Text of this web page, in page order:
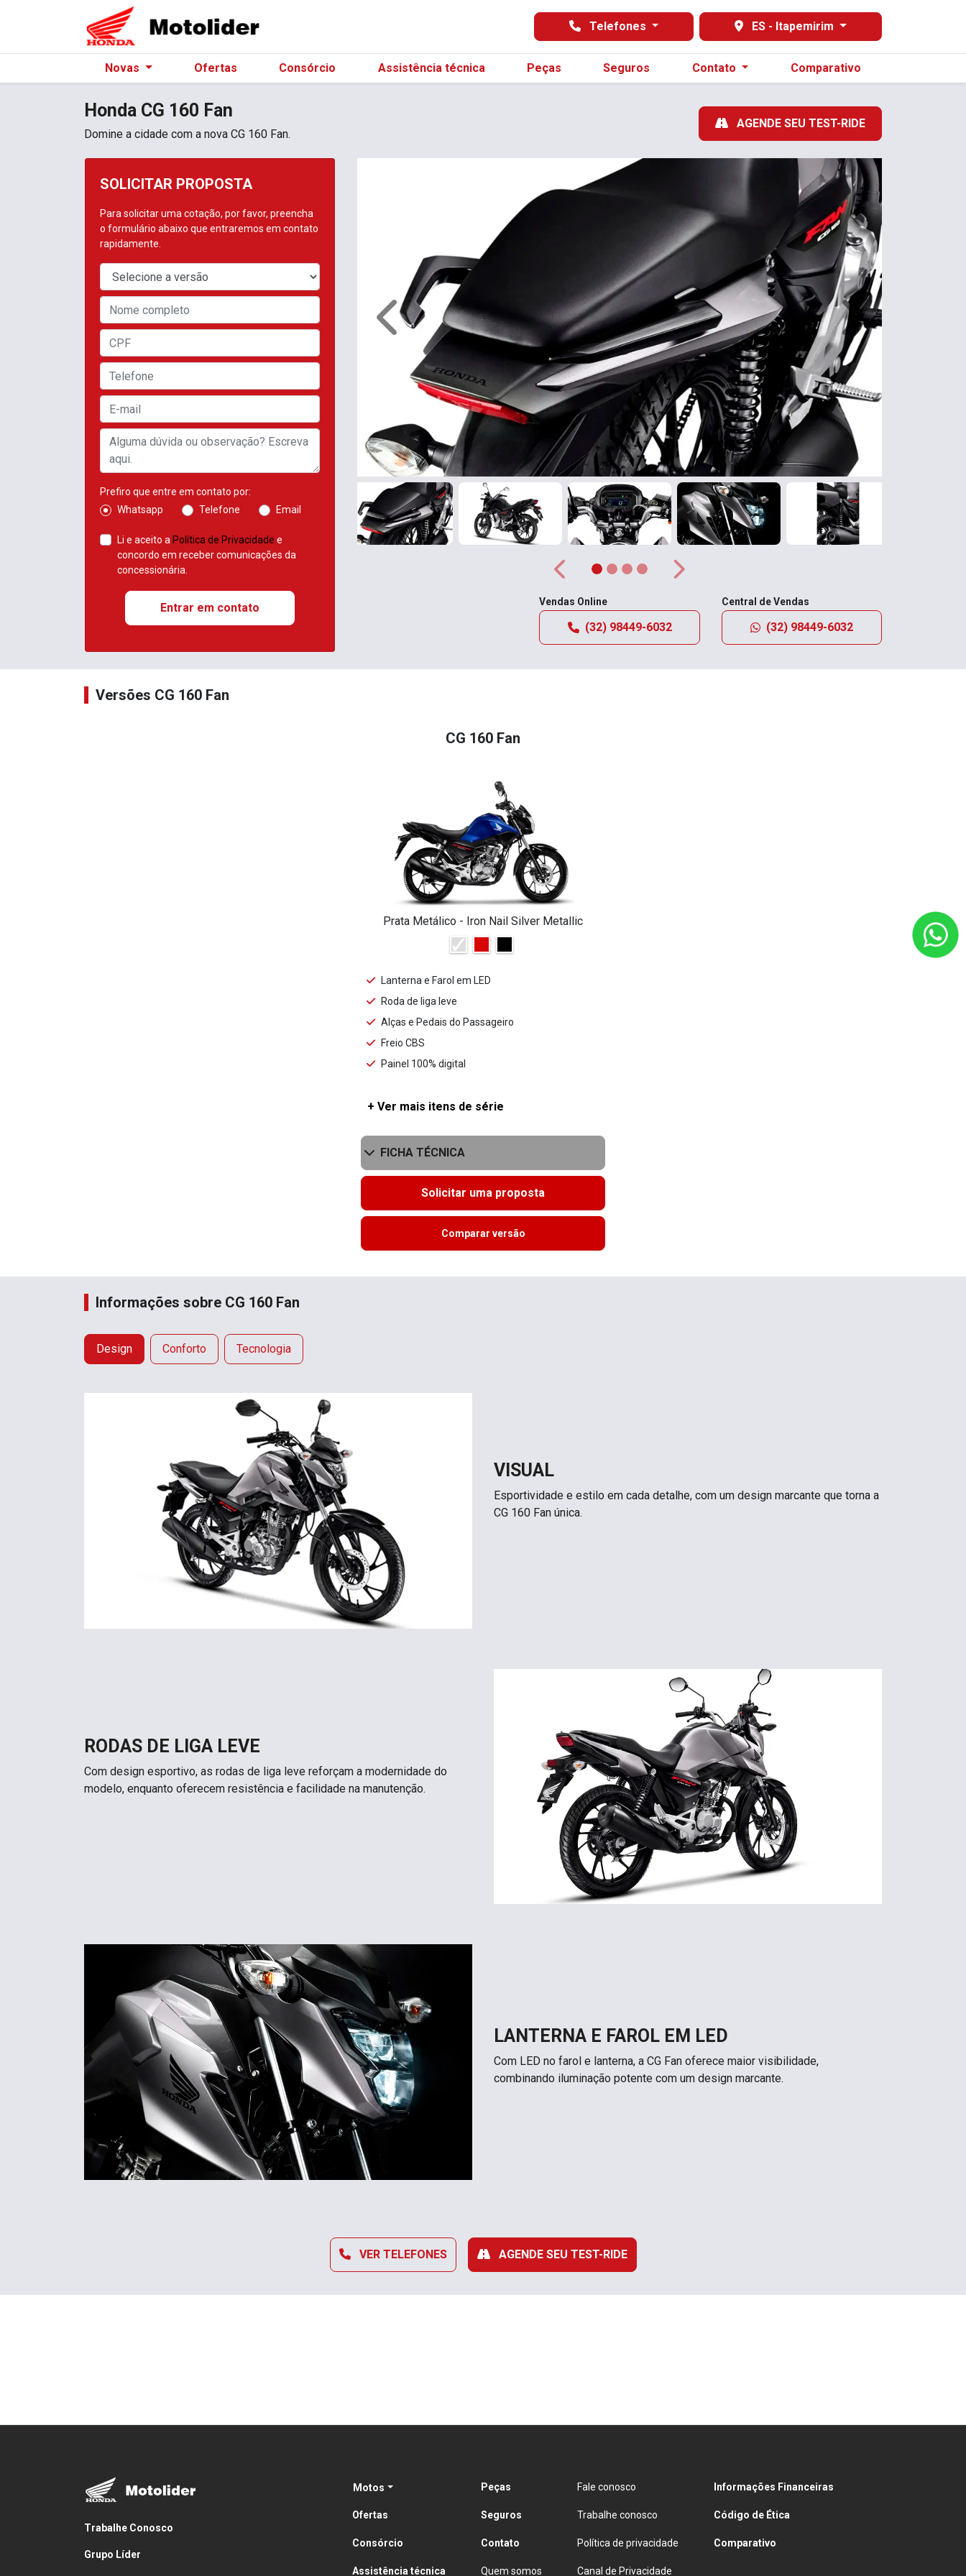
Telefones ES - Itapemirim
Novas Ofertas Consórcio Assistência técnica Peças Seguros Contato Comparativo
Honda CG 160 Fan
Domine a cidade com a nova CG 160 Fan.
AGENDE SEU TEST-RIDE
SOLICITAR PROPOSTA
Para solicitar uma cotação, por favor, preencha
o formulário abaixo que entraremos em contato
rapidamente.
Prefiro que entre em contato por:
Whatsapp
Telefone Email
Li e aceito a Política de Privacidade e
concordo em receber comunicações da
concessionária.
Entrar em contato
Anterior Próximo
Anterior Próximo
Vendas Online
(32) 98449-6032
Central de Vendas
(32) 98449-6032
Versões CG 160 Fan
CG 160 Fan
Prata Metálico - Iron Nail Silver Metallic
Lanterna e Farol em LED
Roda de liga leve
Alças e Pedais do Passageiro
Freio CBS
Painel 100% digital
+ Ver mais itens de série
FICHA TÉCNICA
Solicitar uma proposta
Comparar versão
Informações sobre CG 160 Fan
Design Conforto Tecnologia
VISUAL
Esportividade e estilo em cada detalhe, com um design marcante que torna a
CG 160 Fan única.
RODAS DE LIGA LEVE
Com design esportivo, as rodas de liga leve reforçam a modernidade do
modelo, enquanto oferecem resistência e facilidade na manutenção.
LANTERNA E FAROL EM LED
Com LED no farol e lanterna, a CG Fan oferece maior visibilidade,
combinando iluminação potente com um design marcante.
VER TELEFONES AGENDE SEU TEST-RIDE
Trabalhe Conosco
Grupo Líder
Motos
Ofertas
Consórcio
Assistência técnica
Peças
Seguros
Contato
Quem somos
Fale conosco
Trabalhe conosco
Política de privacidade
Canal de Privacidade
Informações Financeiras
Código de Ética
Comparativo